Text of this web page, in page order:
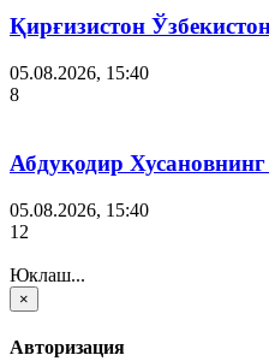
Қирғизистон
05.08.2026, 15:40
8
Абдуқодир
05.08.2026, 15:40
12
Юклаш...
×
Авторизация